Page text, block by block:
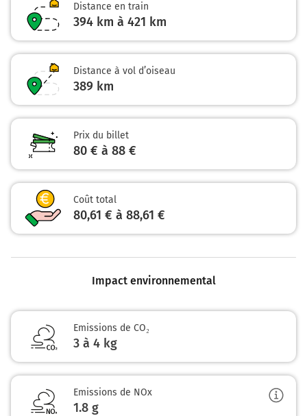
Distance en train
394 km à 421 km
Distance à vol d’oiseau
389 km
Prix du billet
80 € à 88 €
Coût total
80,61 € à 88,61 €
Impact environnemental
Emissions de CO₂
3 à 4 kg
Emissions de NOx
1.8 g